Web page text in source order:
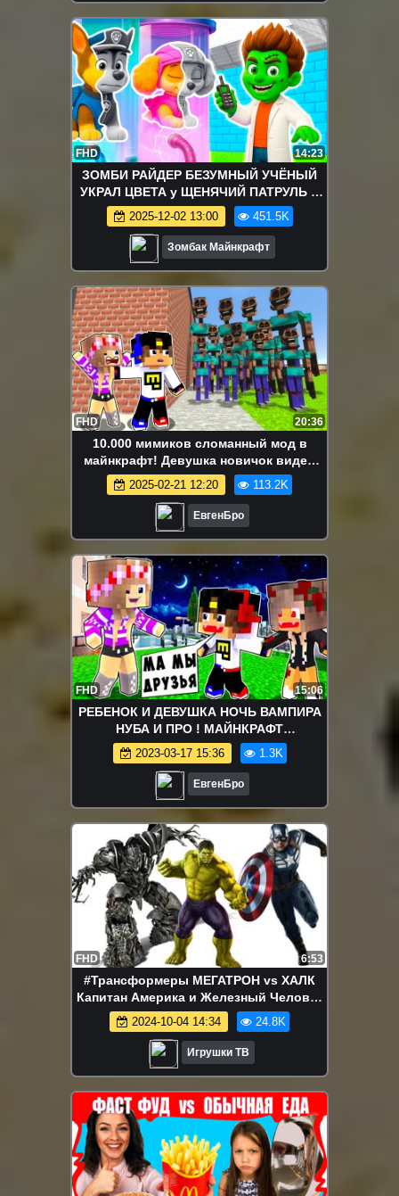
FHD 14:23
ЗОМБИ РАЙДЕР БЕЗУМНЫЙ УЧЁНЫЙ
УКРАЛ ЦВЕТА у ЩЕНЯЧИЙ ПАТРУЛЬ в
МАЙНКРАФТ
2025-12-02 13:00 451.5K
Зомбак Майнкрафт
FHD 20:36
10.000 мимиков сломанный мод в
майнкрафт! Девушка новичок видео
minecraft
2025-02-21 12:20 113.2K
ЕвгенБро
FHD 15:06
РЕБЕНОК И ДЕВУШКА НОЧЬ ВАМПИРА
НУБА И ПРО ! МАЙНКРАФТ
ВЫЖИВАНИЕ БОМЖА ВИДЕО
ТРОЛЛИНГ MINECRAFT
2023-03-17 15:36 1.3K
ЕвгенБро
FHD 6:53
#Трансформеры МЕГАТРОН vs ХАЛК
Капитан Америка и Железный Человек
Супергерои Видео для детей Игрушки
2024-10-04 14:34 24.8K
Игрушки ТВ